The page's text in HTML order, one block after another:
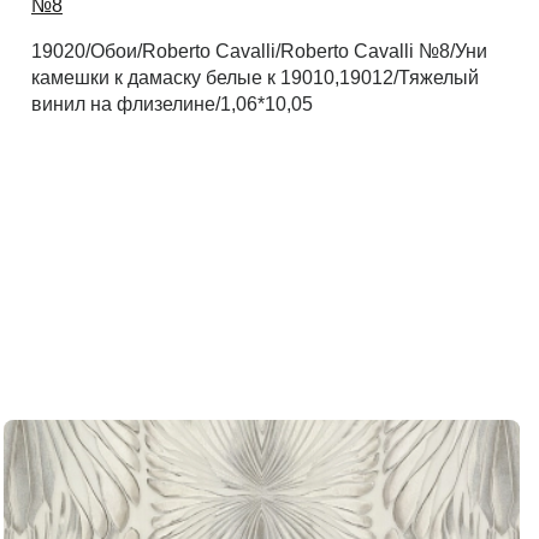
Рассчитать
№8
19020/Обои/Roberto Cavalli/Roberto Cavalli №8/Уни
камешки к дамаску белые к 19010,19012/Тяжелый
винил на флизелине/1,06*10,05